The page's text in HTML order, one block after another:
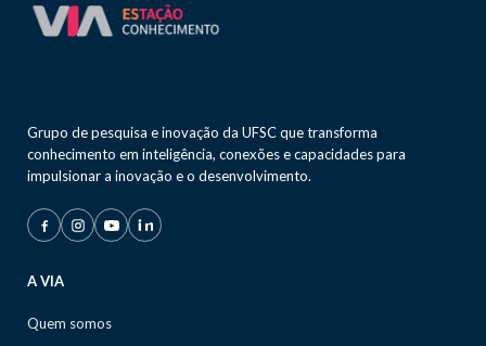
Grupo de pesquisa e inovação da UFSC que transforma
conhecimento em inteligência, conexões e capacidades para
impulsionar a inovação e o desenvolvimento.
A VIA
Quem somos